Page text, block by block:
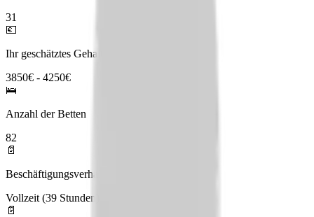
31
💶
Ihr geschätztes Gehalt
3850€ - 4250€
🛌
Anzahl der Betten
82
📄
Beschäftigungsverhältnis
Vollzeit (39 Stunden), Teilzeit
📄